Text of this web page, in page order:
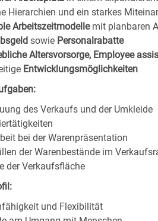
Hierarchien und ein starkes
Arbeitszeitmodelle mit planbaren
sowie Personalrabatte
Altersvorsorge, Employee
Entwicklungsmöglichkeiten
des Verkaufs und der Umkleide
bei der Warenpräsentation
der Warenbestände im
der Verkaufsfläche
und Flexibilität